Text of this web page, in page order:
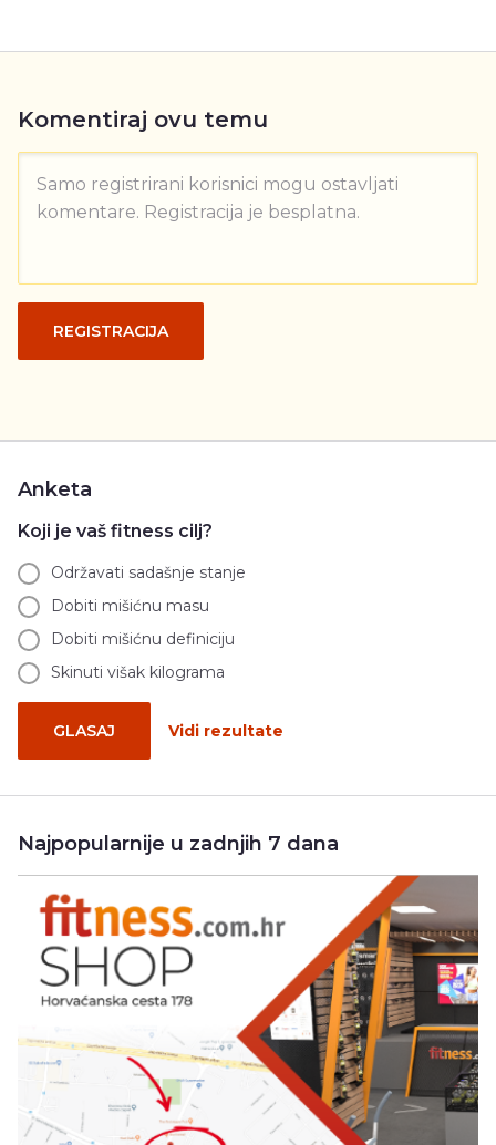
Komentiraj ovu temu
Samo registrirani korisnici mogu ostavljati
komentare. Registracija je besplatna.
REGISTRACIJA
Anketa
Koji je vaš fitness cilj?
Održavati sadašnje stanje
Dobiti mišićnu masu
Dobiti mišićnu definiciju
Skinuti višak kilograma
GLASAJ Vidi rezultate
Najpopularnije u zadnjih 7 dana